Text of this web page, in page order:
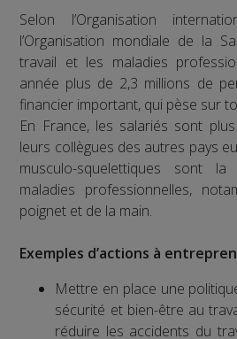
Selon l’Organisation
l’Organisation mondiale de la
travail et les maladies
année plus de 2,3 millions de
financier important, qui pèse sur
En France, les salariés sont
leurs collègues des autres pays
musculo-squelettiques sont
maladies professionnelles,
poignet et de la main.
Exemples d’actions à
Mettre en place une
sécurité et bien-être au
réduire les accidents du